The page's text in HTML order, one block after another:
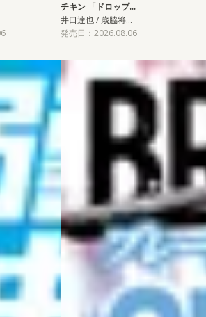
チキン 「ドロップ…
井口達也 / 歳脇将…
発売日：2026.08.06